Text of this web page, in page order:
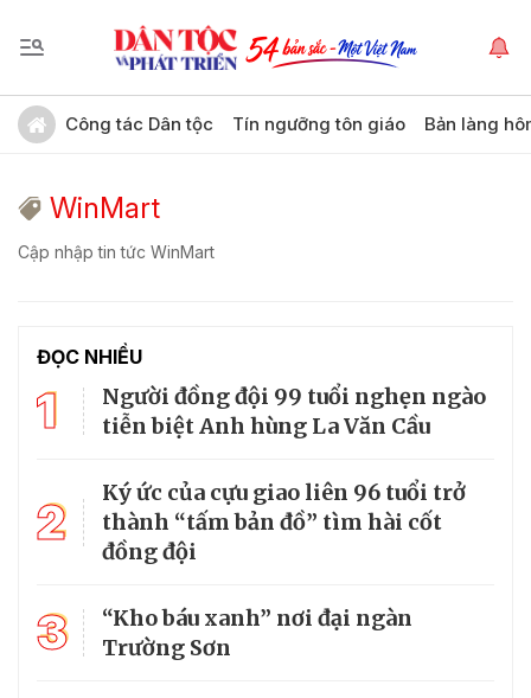
Công tác Dân tộc Tín ngưỡng tôn giáo Bản làng
WinMart
Cập nhập tin tức WinMart
ĐỌC NHIỀU
1
Người đồng đội 99 tuổi nghẹn ngào
tiễn biệt Anh hùng La Văn Cầu
2
Ký ức của cựu giao liên 96 tuổi trở
thành “tấm bản đồ” tìm hài cốt
đồng đội
3
“Kho báu xanh” nơi đại ngàn
Trường Sơn